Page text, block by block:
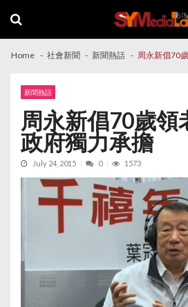
navigation
content
Home 社會新聞 新聞熱話 周永新倡70
新聞熱話
周永新倡70歲領
政府獨力承擔
July 24, 2015 0 1573